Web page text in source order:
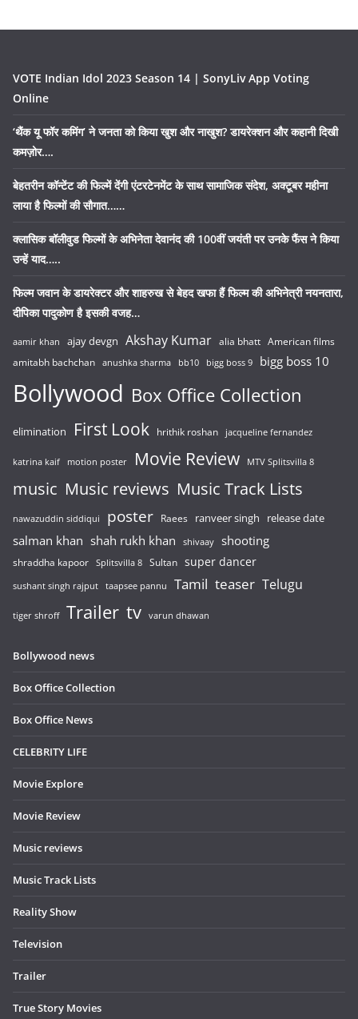
VOTE Indian Idol 2023 Season 14 | SonyLiv App Voting
Online
‘थैंक यू फॉर कमिंग’ ने जनता को किया खुश और नाखुश? डायरेक्शन और कहानी दिखी
कमज़ोर….
बेहतरीन कॉन्टेंट की फिल्में देंगी एंटरटेनमेंट के साथ सामाजिक संदेश, अक्टूबर महीना
लाया है फिल्मों की सौगात……
क्लासिक बॉलीवुड फिल्मों के अभिनेता देवानंद की 100वीं जयंती पर उनके फैंस ने किया
उन्हें याद…..
फिल्म जवान के डायरेक्टर और शाहरुख से बेहद खफा हैं फिल्म की अभिनेत्री नयनतारा,
दीपिका पादुकोण है इसकी वजह…
aamir khan ajay devgn Akshay Kumar alia bhatt American films
amitabh bachchan anushka sharma bb10 bigg boss 9 bigg boss 10
Bollywood Box Office Collection
elimination First Look hrithik roshan jacqueline fernandez
katrina kaif motion poster Movie Review MTV Splitsvilla 8
music Music reviews Music Track Lists
nawazuddin siddiqui poster Raees ranveer singh release date
salman khan shah rukh khan shivaay shooting
shraddha kapoor Splitsvilla 8 Sultan super dancer
sushant singh rajput taapsee pannu Tamil teaser Telugu
tiger shroff Trailer tv varun dhawan
Bollywood news
Box Office Collection
Box Office News
CELEBRITY LIFE
Movie Explore
Movie Review
Music reviews
Music Track Lists
Reality Show
Television
Trailer
True Story Movies